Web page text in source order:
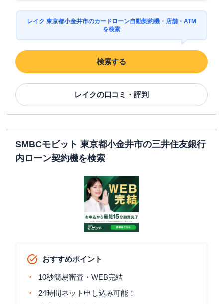
レイク 東京都小金井市のカードローン自動契約機・店舗・ATM
を検索
検索する
レイクの口コミ・評判
SMBCモビット 東京都小金井市の三井住友銀行
内ローン契約機を検索
おすすめポイント
10秒簡易審査・WEB完結
24時間ネット申し込み可能！